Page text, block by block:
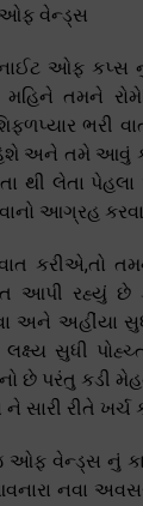
ઓફ વેન્ડ્સ
નાઈટ ઓફ કપ્સ
તમને
ભરી
અને તમે આવું
થી લેતા
આગ્રહ
વાત
આપી રહ્યું છે કે
અને અહીંયા
સુધી
છે પરંતુ કડી
સારી રીતે ખર્ચ
પેજ ઓફ વેન્ડ્સ નું
નવા